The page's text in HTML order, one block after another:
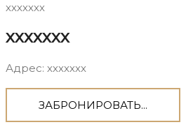
ххххххх
ххххххх
Адрес: ххххххх
ЗАБРОНИРОВАТЬ...